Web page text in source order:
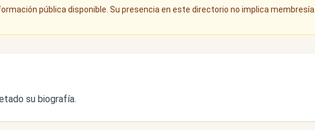
pública disponible. Su presencia en este directorio no implica membresía
su biografía.